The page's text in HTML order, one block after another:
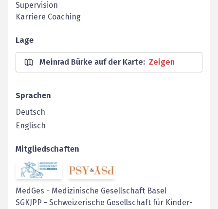
Supervision
Karriere Coaching
Lage
Meinrad Bürke auf der Karte: Zeigen
Sprachen
Deutsch
Englisch
Mitgliedschaften
MedGes - Medizinische Gesellschaft Basel
SGKJPP - Schweizerische Gesellschaft für Kinder-